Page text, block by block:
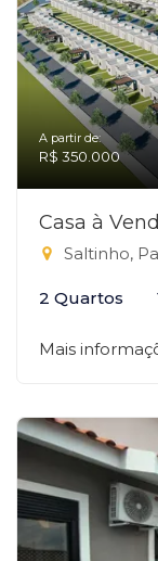
A partir de:
R$ 350.000
Casa à
Saltinho,
2 Quartos
Mais